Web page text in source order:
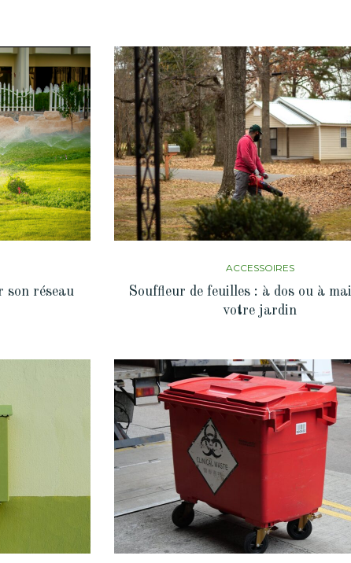
son réseau
ACCESSOIRES
Souffleur de feuilles : à dos ou à
votre jardin